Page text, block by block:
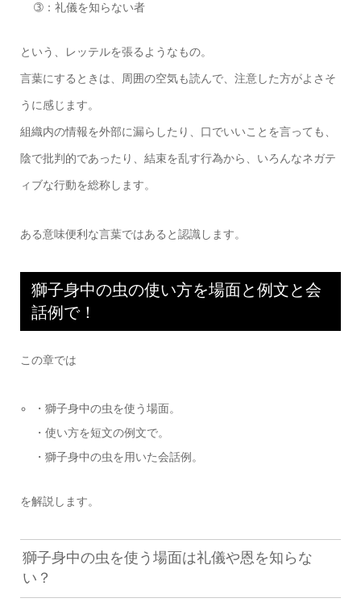
➂：礼儀を知らない者
という、レッテルを張るようなもの。
言葉にするときは、周囲の空気も読んで、注意した方がよさそ
うに感じます。
組織内の情報を外部に漏らしたり、口でいいことを言っても、
陰で批判的であったり、結束を乱す行為から、いろんなネガテ
ィブな行動を総称します。
ある意味便利な言葉ではあると認識します。
獅子身中の虫の使い方を場面と例文と会
話例で！
この章では
・獅子身中の虫を使う場面。
・使い方を短文の例文で。
・獅子身中の虫を用いた会話例。
を解説します。
獅子身中の虫を使う場面は礼儀や恩を知らな
い？